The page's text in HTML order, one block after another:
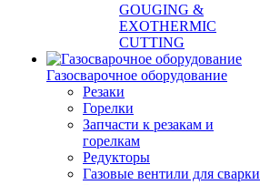
GOUGING &
EXOTHERMIC
CUTTING
Газосварочное оборудование
Резаки
Горелки
Запчасти к резакам и
горелкам
Редукторы
Газовые вентили для сварки